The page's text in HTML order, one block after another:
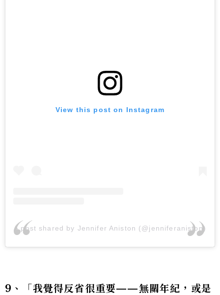
View this post on Instagram
A post shared by Jennifer Aniston (@jenniferaniston)
9、「我覺得反省很重要——無關年紀，或是